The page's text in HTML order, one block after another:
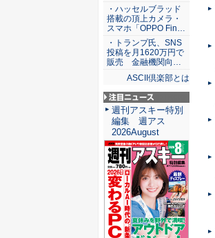
・ハッセルブラッド
搭載の頂上カメラ・
スマホ「OPPO Fin…
・トランプ氏、SNS
投稿を月1620万円で
販売 金融機関向…
ASCII倶楽部とは
注目ニュース
週刊アスキー特別
編集 週アス
2026August